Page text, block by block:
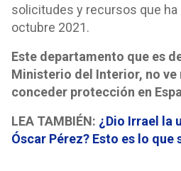
solicitudes y recursos que
octubre 2021.
Este departamento que es
Ministerio del Interior, no ve
conceder protección en
LEA TAMBIÉN: ¿Dio Irrael la
Óscar Pérez? Esto es lo que